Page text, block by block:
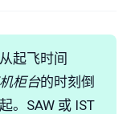
起飞时间
柜台的时刻倒
。SAW 或 IST